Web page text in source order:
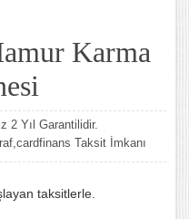
Karma
2 Yıl Garantilidir.
Taksit İmkanı
taksitlerle.